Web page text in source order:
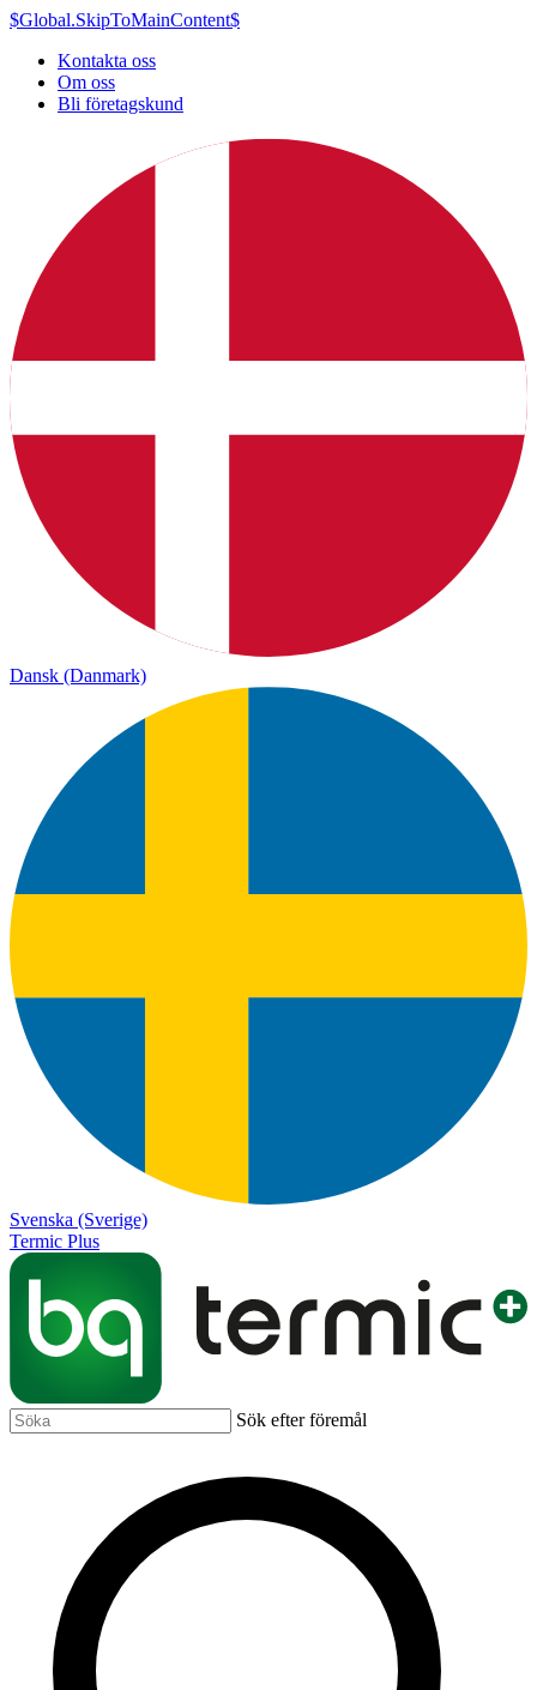
$Global.SkipToMainContent$
Kontakta oss
Om oss
Bli företagskund
Dansk (Danmark)
Svenska (Sverige)
Termic Plus
Sök efter föremål